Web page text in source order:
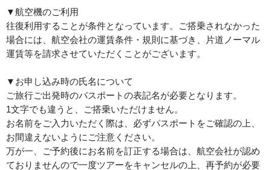
▼航空機のご利用
往復利用することが条件となっています。ご搭乗されなかった
場合には、航空会社の運賃条件・規則に基づき、片道ノーマル
運賃等を請求させていただくことがございます。
▼お申し込み時の氏名について
ご旅行ご出発時のパスポートの表記名が必要となります。
1文字でも違うと、ご搭乗いただけません。
お名前をご入力いただく際は、必ずパスポートをご確認の上、
お間違えないようにご注意ください。
万が一、ご予約後にお名前を訂正する場合は、航空会社が認め
ておりませんので一度ツアーをキャンセルの上、再予約が必要